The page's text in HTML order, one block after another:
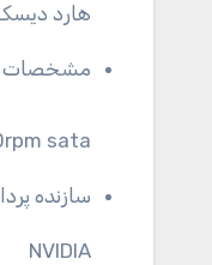
هارد
مشخصات
sata
سازنده
NVIDIA